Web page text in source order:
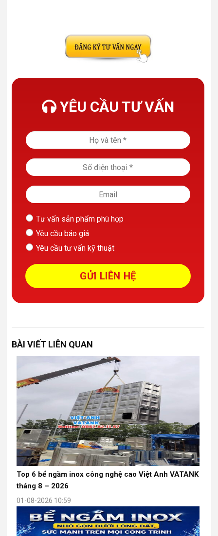
YÊU CẦU TƯ VẤN
Tư vấn sản phẩm phù hợp
Yêu cầu báo giá
Yêu cầu tư vấn kỹ thuật
BÀI VIẾT LIÊN QUAN
Top 6 bể ngầm inox công nghệ cao Việt Anh VATANK
tháng 8 – 2026
01-08-2026 10:59